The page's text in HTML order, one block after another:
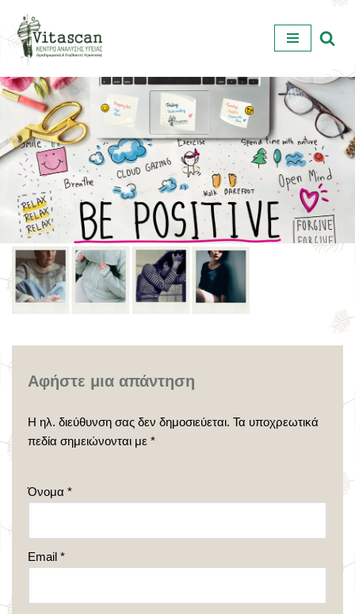
Μεταπηδήστε
στο
περιεχόμενο
Αφήστε μια απάντηση
Η ηλ. διεύθυνση σας δεν δημοσιεύεται. Τα υποχρεωτικά
πεδία σημειώνονται με *
Όνομα *
Email *